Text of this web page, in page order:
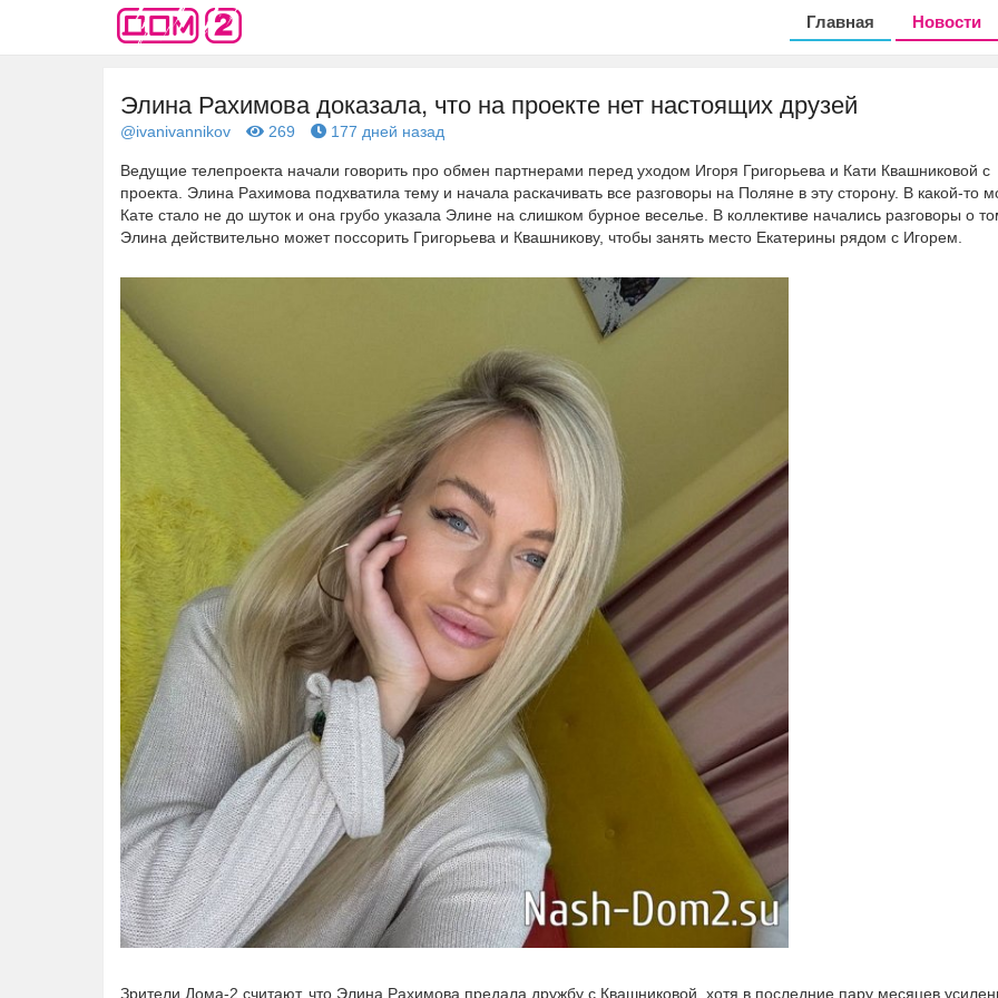
Главная Новости
Элина Рахимова доказала, что на проекте нет настоящих друзей
@ivanivannikov 269 177 дней назад
Ведущие телепроекта начали говорить про обмен партнерами перед уходом Игоря Григорьева и Кати Квашниковой с
проекта. Элина Рахимова подхватила тему и начала раскачивать все разговоры на Поляне в эту сторону. В какой-то
Кате стало не до шуток и она грубо указала Элине на слишком бурное веселье. В коллективе начались разговоры о
Элина действительно может поссорить Григорьева и Квашникову, чтобы занять место Екатерины рядом с Игорем.
Зрители Дома-2 считают, что Элина Рахимова предала дружбу с Квашниковой, хотя в последние пару месяцев